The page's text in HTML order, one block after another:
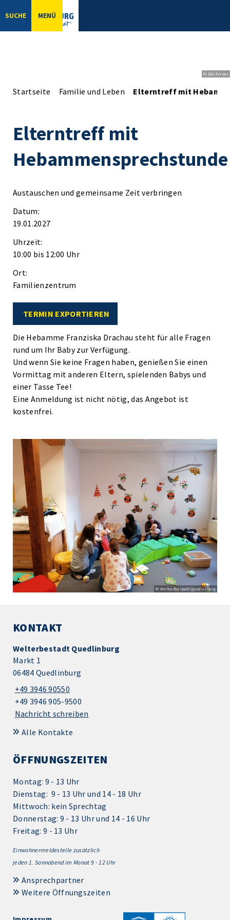
SUCHE MENÜ
© bbsferrari
Startseite Familie und Leben Elterntreff mit
Elterntreff mit
Hebammensprechstunde
Austauschen und gemeinsame Zeit verbringen
Datum:
19.01.2027
Uhrzeit:
10:00 bis 12:00 Uhr
Ort:
Familienzentrum
TERMIN EXPORTIEREN
Die Hebamme Franziska Drachau steht für alle Fragen
rund um Ihr Baby zur Verfügung.
Und wenn Sie keine Fragen haben, genießen Sie einen
Vormittag mit anderen Eltern, spielenden Babys und
einer Tasse Tee!
Eine Anmeldung ist nicht nötig, das Angebot ist
kostenfrei.
© Welterbestadt Quedlinburg
KONTAKT
Welterbestadt Quedlinburg
Markt 1
06484 Quedlinburg
+49 3946 90550
+49 3946 905-9500
Nachricht schreiben
Alle Kontakte
ÖFFNUNGSZEITEN
Montag: 9 - 13 Uhr
Dienstag: 9 - 13 Uhr und 14 - 18 Uhr
Mittwoch: kein Sprechtag
Donnerstag: 9 - 13 Uhr und 14 - 16 Uhr
Freitag: 9 - 13 Uhr
Einwohnermeldestelle zusätzlich
jeden 1. Sonnabend im Monat 9 - 12 Uhr
Ansprechpartner
Weitere Öffnungszeiten